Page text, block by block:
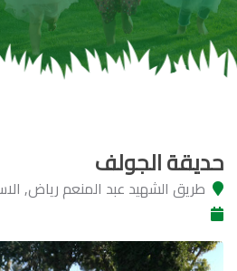
حديقة الجولف
طريق الشهيد عبد المنعم رياض,